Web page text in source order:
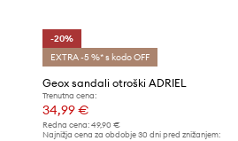
-20%
EXTRA -5 %* s kodo OFF
Geox sandali otroški ADRIEL
Trenutna cena:
34,99 €
Redna cena: 49,90 €
Najnižja cena za obdobje 30 dni pred znižanjem: